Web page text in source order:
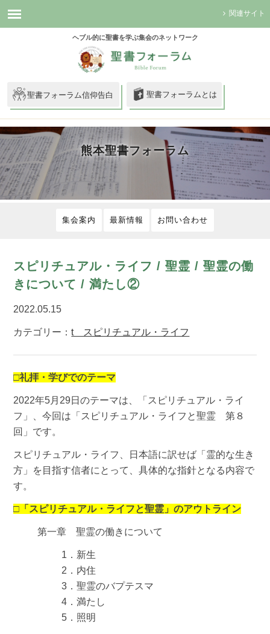
関連サイト
ヘブル的に聖書を学ぶ集会のネットワーク
聖書フォーラム信仰告白 聖書フォーラムとは
熊本聖書フォーラム
集会案内 最新情報 お問い合わせ
スピリチュアル・ライフ / 聖霊 / 聖霊の働
きについて / 満たし②
2022.05.15
カテゴリー：t スピリチュアル・ライフ
□礼拝・学びでのテーマ
2022年5月29日のテーマは、「スピリチュアル・ライ
フ」、今回は「スピリチュアル・ライフと聖霊 第８
回」です。
スピリチュアル・ライフ、日本語に訳せば「霊的な生き
方」を目指す信者にとって、具体的な指針となる内容で
す。
□「スピリチュアル・ライフと聖霊」のアウトライン
第一章 聖霊の働きについて
1．新生
2．内住
3．聖霊のバプテスマ
4．満たし
5．照明